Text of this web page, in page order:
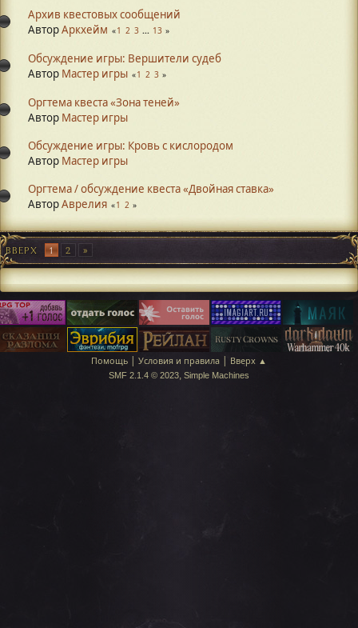
Архив квестовых сообщений
АвторАркхейм 1 2 3 ... 13
Обсуждение игры: Вершители судеб
Автор Мастер игры 1 2 3
Оргтема квеста «Зона теней»
Автор Мастер игры
Обсуждение игры: Кровь с кислородом
Автор Мастер игры
Оргтема / обсуждение квеста «Двойная ставка»
АвторАврелия 1 2
ВВЕРХ 1 2
Помощь | Условия и правила | Вверх ▲
SMF 2.1.4 © 2023, Simple Machines